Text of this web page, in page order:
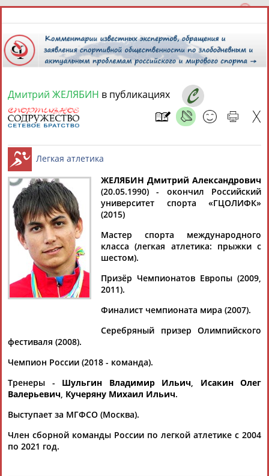
8 августа 2026 года,
СПОРТСМЕНЫ, ТРЕНЕРЫ И СПЕЦИАЛИСТЫ
Найдено: 13181персон Расширенный поиск
Аслаудин
АБАЕВ
Елена
АБАИМОВА
Мария
АБАКУМОВА
Юлия
АБАСОВА
АБАЧАРАЕВ
АБАШИДЗЕ
Флюра
БУЛАТОВА
Татьяна
Акжана
Дмитрий ЖЕЛЯБИН в публикациях
Легкая атлетика
ЖЕЛЯБИН Дмитрий Александрович
(20.05.1990) - окончил Российский
университет спорта «ГЦОЛИФК»
(2015)
Мастер спорта международного
класса (легкая атлетика: прыжки с
шестом).
Призёр Чемпионатов Европы (2009,
2011).
Финалист чемпионата мира (2007).
Серебряный призер Олимпийского
фестиваля (2008).
Чемпион России (2018 - команда).
Тренеры - Шульгин Владимир Ильич, Исакин Олег
Валерьевич, Кучеряну Михаил Ильич.
Выступает за МГФСО (Москва).
Член сборной команды России по легкой атлетике с 2004
по 2021 год.